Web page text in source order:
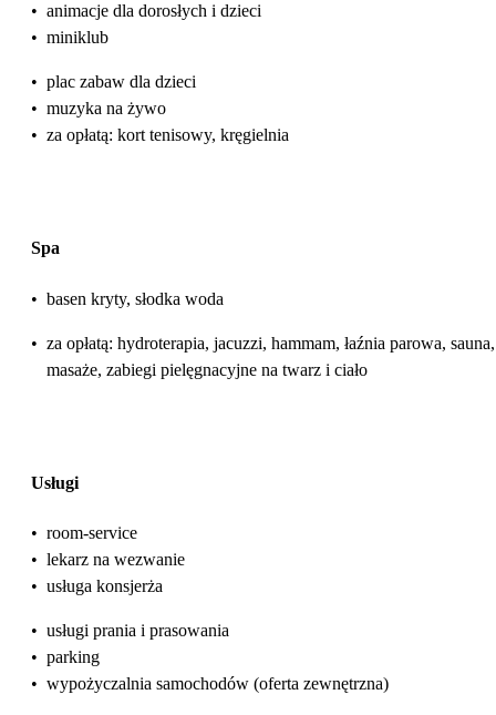
• animacje dla dorosłych i dzieci
• miniklub
• plac zabaw dla dzieci
• muzyka na żywo
• za opłatą: kort tenisowy, kręgielnia
Spa
• basen kryty, słodka woda
• za opłatą: hydroterapia, jacuzzi, hammam, łaźnia parowa, sauna,
masaże, zabiegi pielęgnacyjne na twarz i ciało
Usługi
• room-service
• lekarz na wezwanie
• usługa konsjerża
• usługi prania i prasowania
• parking
• wypożyczalnia samochodów (oferta zewnętrzna)